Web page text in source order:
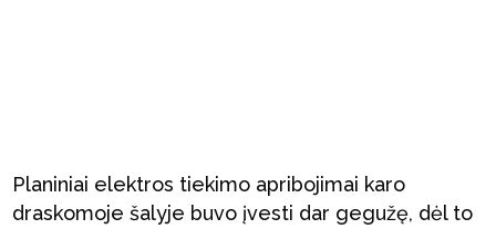
Planiniai elektros tiekimo apribojimai karo
draskomoje šalyje buvo įvesti dar gegužę, dėl to